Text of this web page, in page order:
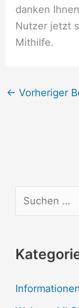
danken
Nutzer jetzt
Mithilfe.
← Vorheriger
u
h
n